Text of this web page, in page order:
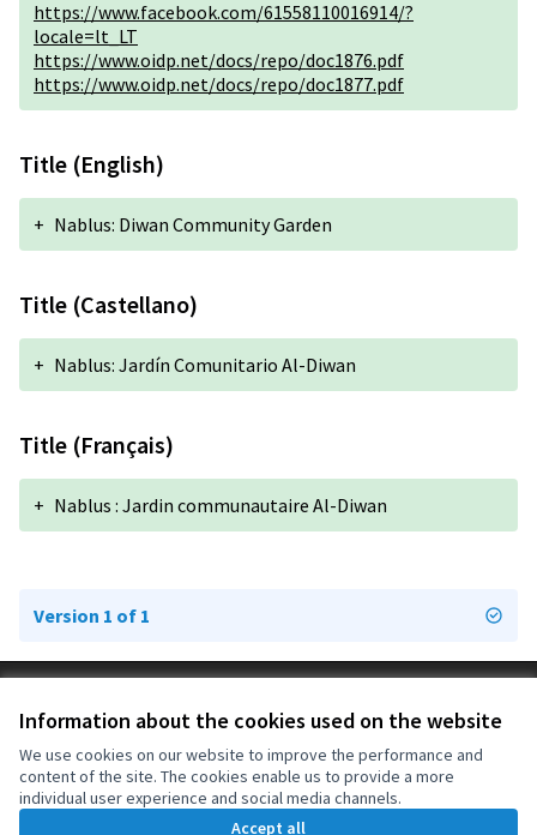
Information about the cookies used on the website
We use cookies on our website to improve the performance and
content of the site. The cookies enable us to provide a more
individual user experience and social media channels.
Accept all
https://www.facebook.com/61558110016914/?
locale=lt_LT
https://www.oidp.net/docs/repo/doc1876.pdf
https://www.oidp.net/docs/repo/doc1877.pdf
Title (English)
+ Nablus: Diwan Community Garden
Title (Castellano)
+ Nablus: Jardín Comunitario Al-Diwan
Title (Français)
+ Nablus : Jardin communautaire Al-Diwan
Version 1 of 1
Cookie settings
(External link)
OIDP at Facebook
(External link)
OIDP at YouTube
(External link)
English
Choose languageChoisir la langueElegir el idioma